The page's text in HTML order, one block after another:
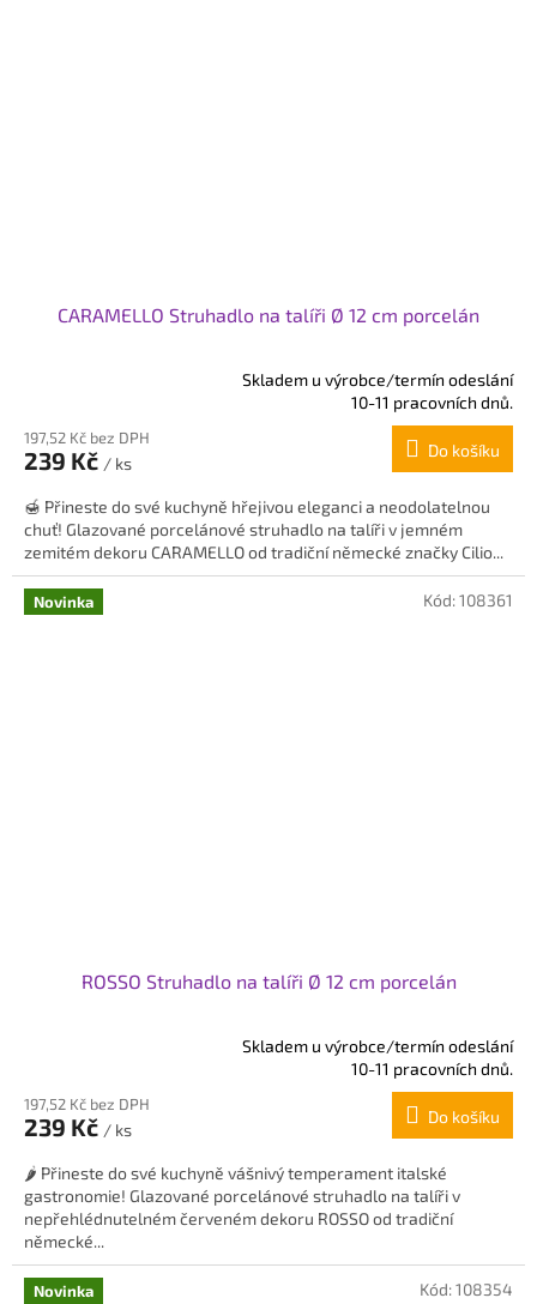
CARAMELLO Struhadlo na talíři Ø 12 cm porcelán
produktu
je
z
5
hvězdiček.
Skladem u výrobce/termín odeslání
10-11 pracovních dnů.
197,52 Kč bez DPH
239 Kč / ks
Do košíku
🍯 Přineste do své kuchyně hřejivou eleganci a neodolatelnou
chuť! Glazované porcelánové struhadlo na talíři v jemném
zemitém dekoru CARAMELLO od tradiční německé značky Cilio...
Novinka
ROSSO Struhadlo na talíři Ø 12 cm porcelán
produktu
je
z
5
hvězdiček.
Skladem u výrobce/termín odeslání
10-11 pracovních dnů.
197,52 Kč bez DPH
239 Kč / ks
Do košíku
🌶️ Přineste do své kuchyně vášnivý temperament italské
gastronomie! Glazované porcelánové struhadlo na talíři v
nepřehlédnutelném červeném dekoru ROSSO od tradiční
německé...
Kód:108361
Novinka Kód:108354